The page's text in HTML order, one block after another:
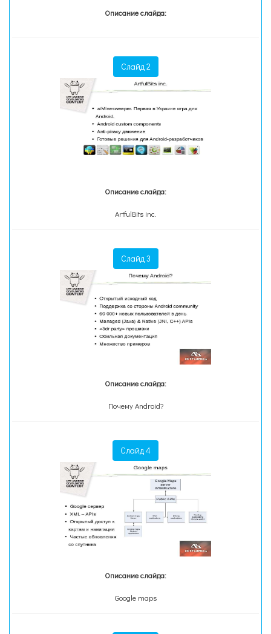
Описание слайда:
Слайд 2
Описание слайда:
ArtfulBits inc.
Слайд 3
Описание слайда:
Почему Android?
Слайд 4
Описание слайда:
Google maps